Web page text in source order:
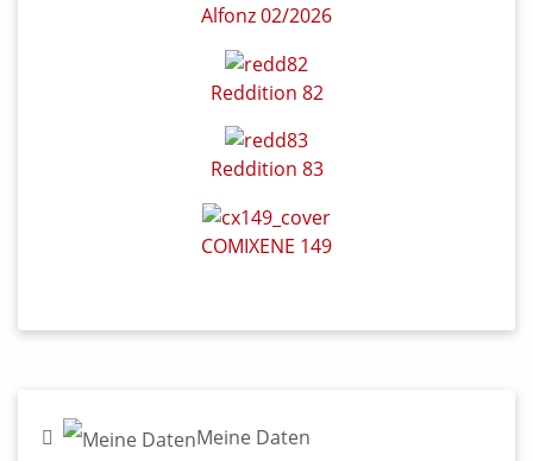
Alfonz 02/2026
Reddition 82
Reddition 83
COMIXENE 149
Meine Daten